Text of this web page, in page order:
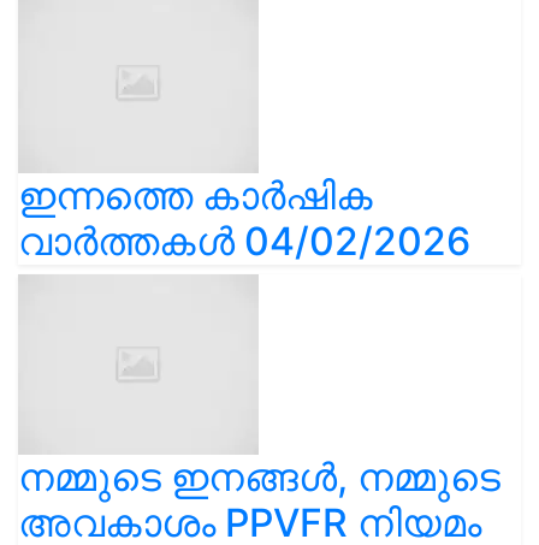
ഇന്നത്തെ കാർഷിക
വാർത്തകൾ 04/02/2026
നമ്മുടെ ഇനങ്ങൾ, നമ്മുടെ
അവകാശം PPVFR നിയമം